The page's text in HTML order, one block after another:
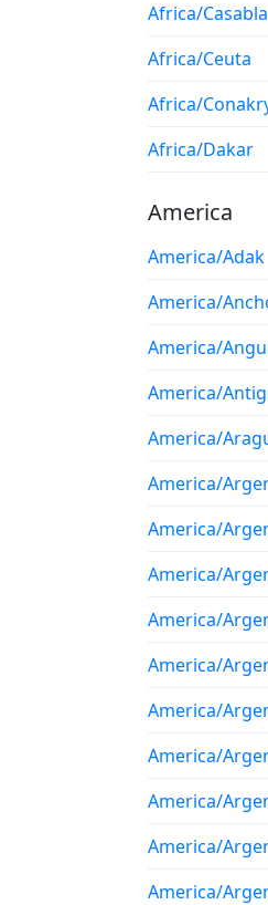
Africa/
Africa/Ceuta
Africa/
Africa/Dakar
America
America/Adak
America/
America/
America/
America/
America/
America/
America/
America/
America/
America/
America/
America/
America/
America/